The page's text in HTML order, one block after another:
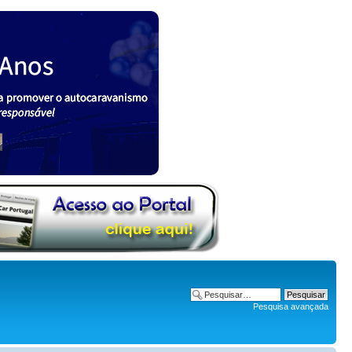
Pesquisa avançada